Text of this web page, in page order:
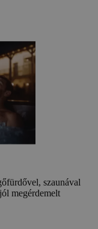
szaunával
megérdemelt